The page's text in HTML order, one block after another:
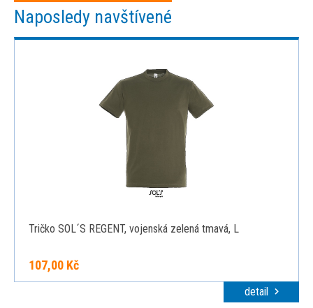
Naposledy navštívené
Tričko SOL´S REGENT, vojenská zelená tmavá, L
107,00 Kč
detail